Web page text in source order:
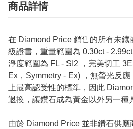
商品詳情
在 Diamond Price 銷售的所有未鑲
級證書，重量範圍為 0.30ct -
淨度範圍為 FL - SI2 ，完美切工
Ex，Symmetry - Ex) ，無螢光反
上最高認受性的標準，因此
退換，讓鑽石成為黃金以外另一種
由於 Diamond Price 並非鑽石供